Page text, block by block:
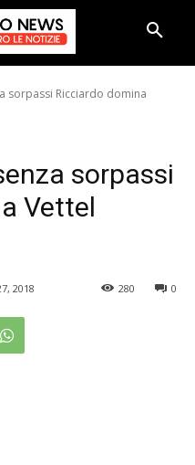
sorpassi Ricciardo domina
sorpassi
Vettel
2018 0
280